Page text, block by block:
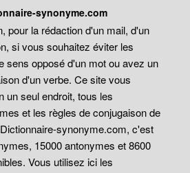
synonyme.com
pour la rédaction d'un mail, d'un
si vous souhaitez éviter les
sens opposé d'un mot ou avez un
d'un verbe. Ce site vous
un seul endroit, tous les
et les règles de conjugaison de
synonyme.com, c'est
15000 antonymes et 8600
Vous utilisez ici les